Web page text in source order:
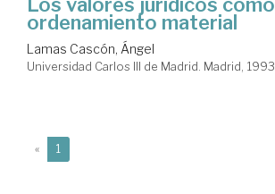
Los valores jurídicos como
ordenamiento material
Lamas Cascón, Ángel
Universidad Carlos III de Madrid. Madrid, 1993
« 1